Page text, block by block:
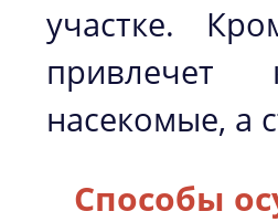
участке.
привлечет
насекомые, а
Способы